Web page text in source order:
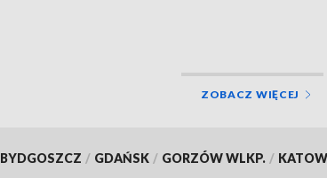
ZOBACZ WIĘCEJ
BYDGOSZCZ / GDAŃSK / GORZÓW WLKP. /